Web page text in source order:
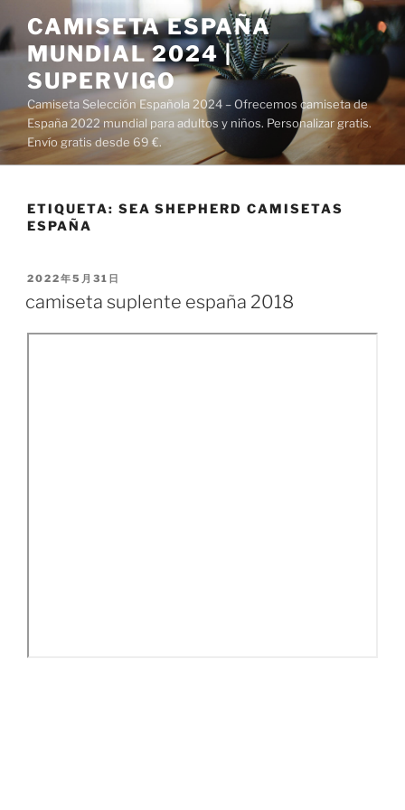
al
contenido
CAMISETA ESPAÑA
MUNDIAL 2024 |
SUPERVIGO
Camiseta Selección Española 2024 – Ofrecemos camiseta de
España 2022 mundial para adultos y niños. Personalizar gratis.
Envío gratis desde 69 €.
ETIQUETA: SEA SHEPHERD CAMISETAS
ESPAÑA
PUBLICADO
2022年5月31日
camiseta suplente españa 2018